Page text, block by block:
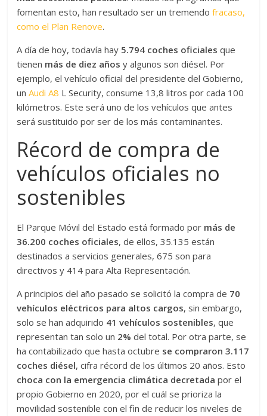
fomentan esto, han resultado ser un tremendofracaso,
como el Plan Renove.
A día de hoy, todavía hay 5.794 coches oficiales que
tienen más de diez años y algunos son diésel. Por
ejemplo, el vehículo oficial del presidente del Gobierno,
unAudi A8 L Security, consume 13,8 litros por cada 100
kilómetros. Este será uno de los vehículos que antes
será sustituido por ser de los más contaminantes.
Récord de compra de
vehículos oficiales no
sostenibles
El Parque Móvil del Estado está formado por más de
36.200 coches oficiales, de ellos, 35.135 están
destinados a servicios generales, 675 son para
directivos y 414 para Alta Representación.
A principios del año pasado se solicitó la compra de 70
vehículos eléctricos para altos cargos, sin embargo,
solo se han adquirido 41 vehículos sostenibles, que
representan tan solo un 2% del total. Por otra parte, se
ha contabilizado que hasta octubre se compraron 3.117
coches diésel, cifra récord de los últimos 20 años. Esto
choca con la emergencia climática decretada por el
propio Gobierno en 2020, por el cuál se prioriza la
movilidad sostenible con el fin de reducir los niveles de